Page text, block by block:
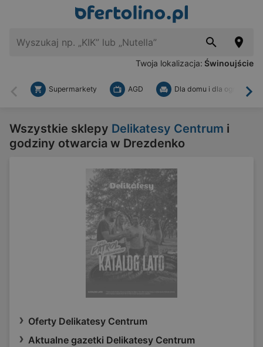
Twoja lokalizacja: Świnoujście
Wstecz
Supermarkety AGD Dla domu i dla ogrodu
Wszystkie sklepy Delikatesy Centrum i
godziny otwarcia w Drezdenko
Oferty Delikatesy Centrum
Aktualne gazetki Delikatesy Centrum